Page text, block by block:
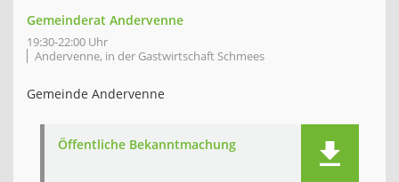
Gemeinderat Andervenne
19:30-22:00 Uhr
Andervenne, in der Gastwirtschaft Schmees
Gemeinde Andervenne
Öffentliche Bekanntmachung